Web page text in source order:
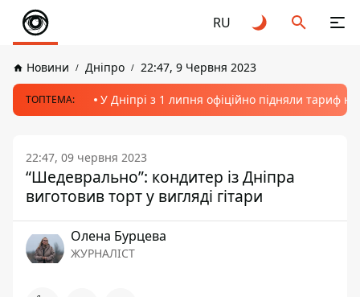
RU
Новини Дніпро 22:47, 9 Червня 2023
ТОПТЕМА: У Дніпрі з 1 липня офіційно підняли тариф
22:47, 09 червня 2023
“Шедеврально”: кондитер із Дніпра
виготовив торт у вигляді гітари
Олена Бурцева
ЖУРНАЛІСТ